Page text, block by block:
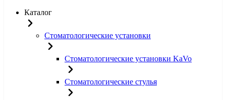
Каталог
Стоматологические установки
Стоматологические установки KaVo
Стоматологические стулья